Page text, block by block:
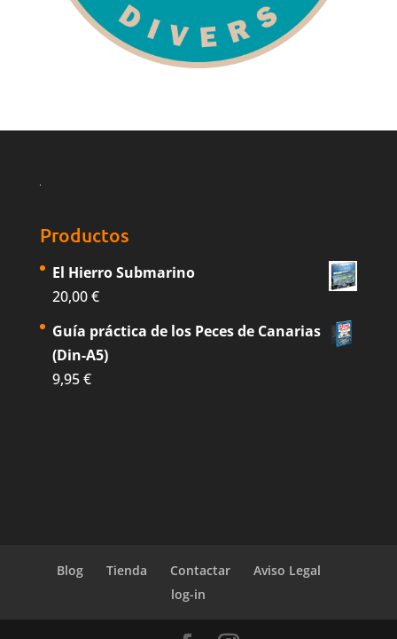
Productos
El Hierro Submarino
20,00€
Guía práctica de los Peces de Canarias
(Din-A5)
9,95€
Blog Tienda Contactar
Aviso Legal
log-in